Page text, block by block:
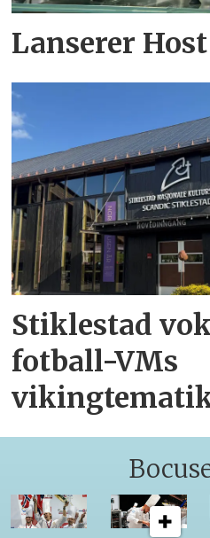
Lanserer
Stiklestad
fotball-VMs